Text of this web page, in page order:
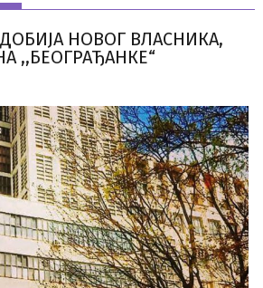
НОВОГ ВЛАСНИКА,
,,БЕОГРАЂАНКЕ“